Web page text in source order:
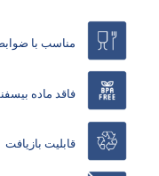
مناسب با
فاقد ماده
قابلیت بازیافت